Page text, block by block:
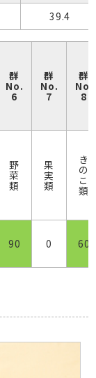
39.4
群
No.
6
群
No.
7
群
No.
8
野
菜
類
果
実
類
き
の
こ
類
90 0 60